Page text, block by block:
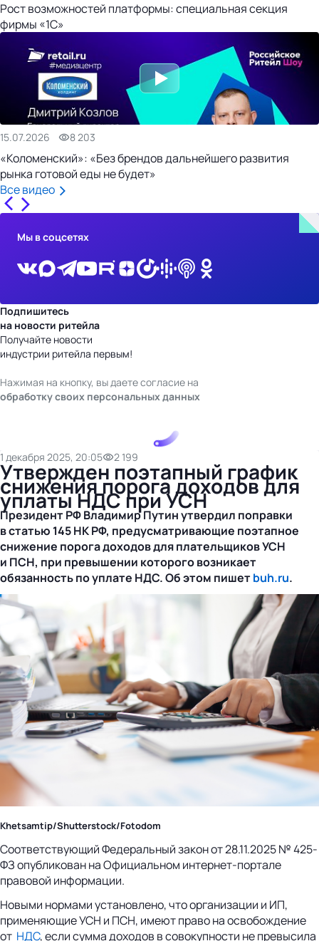
Рост возможностей платформы: специальная секция
фирмы «1С»
15.07.2026 8 203
«Коломенский»: «Без брендов дальнейшего развития
рынка готовой еды не будет»
Все видео
Мы в соцсетях
Подпишитесь
на новости ритейла
Получайте новости
индустрии ритейла первым!
Нажимая на кнопку, вы даете согласие на
обработку своих персональных данных
1 декабря 2025, 20:05 2 199
Утвержден поэтапный график
снижения порога доходов для
уплаты НДС при УСН
Президент РФ Владимир Путин утвердил поправки
в статью 145 НК РФ, предусматривающие поэтапное
снижение порога доходов для плательщиков УСН
и ПСН, при превышении которого возникает
обязанность по уплате НДС. Об этом пишетbuh.ru.
Khetsamtip/Shutterstock/Fotodom
Соответствующий Федеральный закон от 28.11.2025 № 425-
ФЗ опубликован на Официальном интернет-портале
правовой информации.
Новыми нормами установлено, что организации и ИП,
применяющие УСН и ПСН, имеют право на освобождение
от НДС, если сумма доходов в совокупности не превысила